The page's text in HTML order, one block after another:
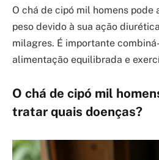
O chá de cipó mil homens pode
peso devido à sua ação
milagres. É importante
alimentação equilibrada e
O chá de cipó mil
tratar quais doenças?